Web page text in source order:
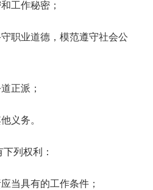
工作秘密；
业道德，模范遵守社会公
正派；
义务。
列权利：
具有的工作条件；